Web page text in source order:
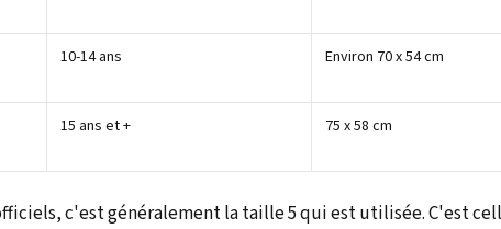
10-14 ans Environ 70 x 54 cm
15 ans et + 75 x 58 cm
c'est généralement la taille 5 qui est utilisée. C'est